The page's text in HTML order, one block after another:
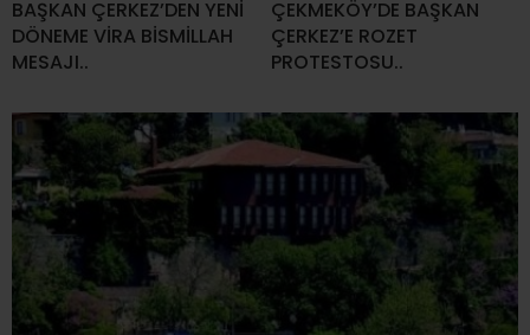
BAŞKAN ÇERKEZ’DEN YENİ
DÖNEME VİRA BİSMİLLAH
MESAJI..
ÇEKMEKÖY’DE BAŞKAN
ÇERKEZ’E ROZET
PROTESTOSU..